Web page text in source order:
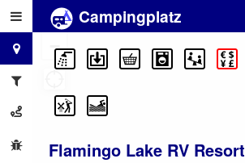
Campingplatz
Flamingo Lake RV Resort
+
−